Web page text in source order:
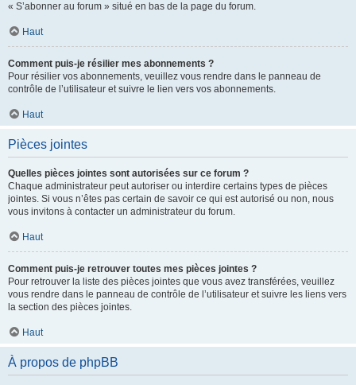
« S’abonner au forum » situé en bas de la page du forum.
Haut
Comment puis-je résilier mes abonnements ?
Pour résilier vos abonnements, veuillez vous rendre dans le panneau de
contrôle de l’utilisateur et suivre le lien vers vos abonnements.
Haut
Pièces jointes
Quelles pièces jointes sont autorisées sur ce forum ?
Chaque administrateur peut autoriser ou interdire certains types de pièces
jointes. Si vous n’êtes pas certain de savoir ce qui est autorisé ou non, nous
vous invitons à contacter un administrateur du forum.
Haut
Comment puis-je retrouver toutes mes pièces jointes ?
Pour retrouver la liste des pièces jointes que vous avez transférées, veuillez
vous rendre dans le panneau de contrôle de l’utilisateur et suivre les liens vers
la section des pièces jointes.
Haut
À propos de phpBB